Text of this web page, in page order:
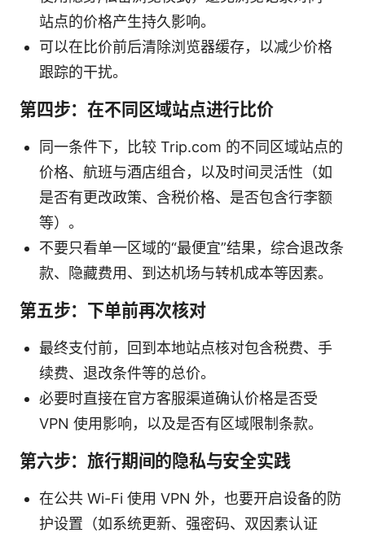
站点的价格产生持久影响。
可以在比价前后清除浏览器缓存，以减少价格
跟踪的干扰。
第四步：在不同区域站点进行比价
同一条件下，比较 Trip.com 的不同区域站点的
价格、航班与酒店组合，以及时间灵活性（如
是否有更改政策、含税价格、是否包含行李额
等）。
不要只看单一区域的“最便宜”结果，综合退改条
款、隐藏费用、到达机场与转机成本等因素。
第五步：下单前再次核对
最终支付前，回到本地站点核对包含税费、手
续费、退改条件等的总价。
必要时直接在官方客服渠道确认价格是否受
VPN 使用影响，以及是否有区域限制条款。
第六步：旅行期间的隐私与安全实践
在公共 Wi-Fi 使用 VPN 外，也要开启设备的防
护设置（如系统更新、强密码、双因素认证